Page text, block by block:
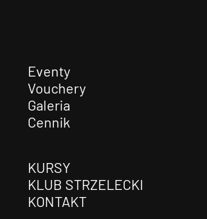
Eventy
Vouchery
Galeria
Cennik
KURSY
KLUB STRZELECKI
KONTAKT